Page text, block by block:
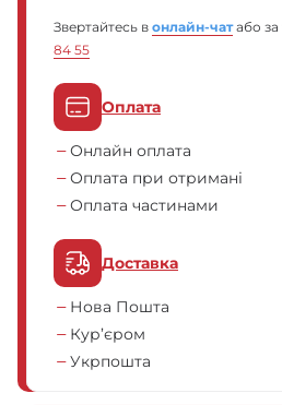
Звертайтесь в онлайн-чат або
84 55
Оплата
Онлайн оплата
Оплата при отримані
Оплата частинами
Доставка
Нова Пошта
Кур’єром
Укрпошта